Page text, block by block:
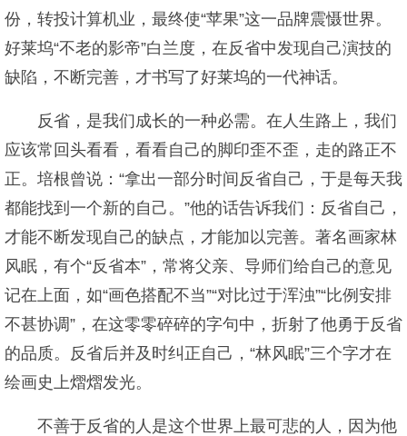
份，转投计算机业，最终使“苹果”这一品牌震慑世界。
好莱坞“不老的影帝”白兰度，在反省中发现自己演技的
缺陷，不断完善，才书写了好莱坞的一代神话。
反省，是我们成长的一种必需。在人生路上，我们
应该常回头看看，看看自己的脚印歪不歪，走的路正不
正。培根曾说：“拿出一部分时间反省自己，于是每天我
都能找到一个新的自己。”他的话告诉我们：反省自己，
才能不断发现自己的缺点，才能加以完善。著名画家林
风眠，有个“反省本”，常将父亲、导师们给自己的意见
记在上面，如“画色搭配不当”“对比过于浑浊”“比例安排
不甚协调”，在这零零碎碎的字句中，折射了他勇于反省
的品质。反省后并及时纠正自己，“林风眠”三个字才在
绘画史上熠熠发光。
不善于反省的人是这个世界上最可悲的人，因为他